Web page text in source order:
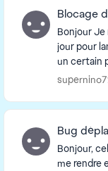
Blocage
Bonjour Je ne réussis pas à aller au bout des mises à
jour pour lancer
un certain
J'ai vidé le
Bug
Bonjour,
me rendre